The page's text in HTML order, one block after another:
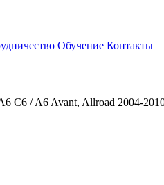
Обучение Контакты
C6 / A6 Avant, Allroad 2004-